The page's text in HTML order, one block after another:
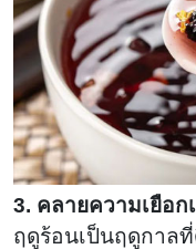
3. คลายความเยือ
ฤดูร้อนเป็นฤดูกาล